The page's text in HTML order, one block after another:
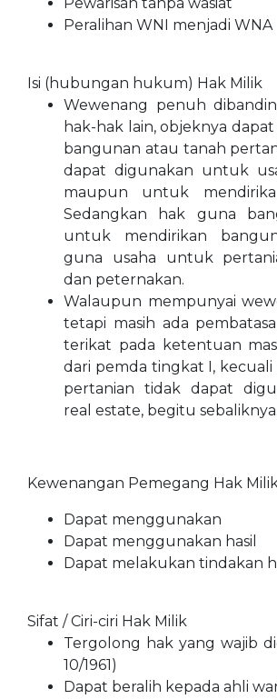
Peralihan WNI menjadi WNA
Isi (hubungan hukum) Hak
Wewenang penuh
hak-hak lain, objeknya
bangunan atau tanah
dapat digunakan untuk
maupun untuk
Sedangkan hak guna
untuk mendirikan
guna usaha untuk
dan peternakan.
Walaupun mempunyai
tetapi masih ada
terikat pada ketentuan
dari pemda tingkat I,
pertanian tidak dapat
real estate, begitu sebaliknya.
Kewenangan Pemegang Hak
Dapat menggunakan
Dapat menggunakan hasil
Dapat melakukan tindakan
Sifat / Ciri-ciri Hak Milik
Tergolong hak yang wajib
10/1961)
Dapat beralih kepada ahli